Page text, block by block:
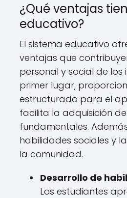
¿Qué ventajas
educativo?
El sistema educativo
ventajas que
personal y social de los
primer lugar,
estructurado para el
facilita la adquisición
fundamentales.
habilidades sociales y
la comunidad.
Desarrollo de
Los estudiantes